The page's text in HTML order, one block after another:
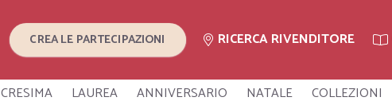
CREA LE PARTECIPAZIONI RICERCA RIVENDITORE
CRESIMA LAUREA ANNIVERSARIO NATALE COLLEZIONI